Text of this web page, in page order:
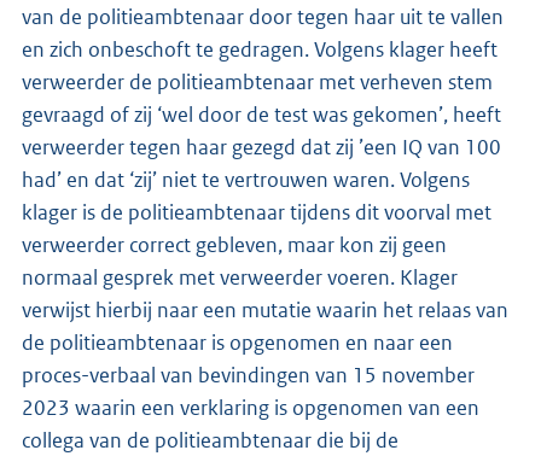
van de politieambtenaar door tegen haar uit te vallen
en zich onbeschoft te gedragen. Volgens klager heeft
verweerder de politieambtenaar met verheven stem
gevraagd of zij ‘wel door de test was gekomen’, heeft
verweerder tegen haar gezegd dat zij ’een IQ van 100
had’ en dat ‘zij’ niet te vertrouwen waren. Volgens
klager is de politieambtenaar tijdens dit voorval met
verweerder correct gebleven, maar kon zij geen
normaal gesprek met verweerder voeren. Klager
verwijst hierbij naar een mutatie waarin het relaas van
de politieambtenaar is opgenomen en naar een
proces-verbaal van bevindingen van 15 november
2023 waarin een verklaring is opgenomen van een
collega van de politieambtenaar die bij de